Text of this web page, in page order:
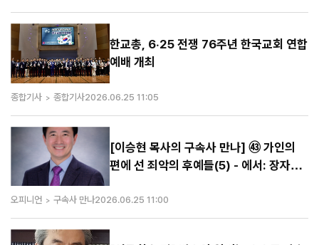
한교총, 6·25 전쟁 76주년 한국교회 연합
예배 개최
종합기사 종합기사2026.06.25 11:05
[이승현 목사의 구속사 만나] ㊸ 가인의
편에 선 죄악의 후예들(5) - 에서: 장자권
오피니언 구속사 만나2026.06.25 11:00